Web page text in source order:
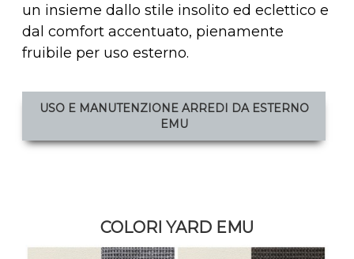
un insieme dallo stile insolito ed eclettico e
dal comfort accentuato, pienamente
fruibile per uso esterno.
USO E MANUTENZIONE ARREDI DA ESTERNO
EMU
COLORI YARD EMU